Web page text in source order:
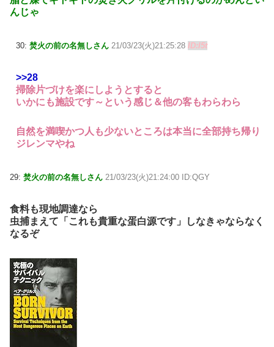
んじゃ
30: 焚火の前の名無しさん 21/03/23(火)21:25:28 ID:l5t
>>28
掃除片づけを楽にしようとすると
いかにも施設です～という感じ＆他の客もわらわら
自然を満喫かつ人も少ないところは本当に全部持ち帰り
ジレンマやね
29: 焚火の前の名無しさん 21/03/23(火)21:24:00 ID:QGY
食料も現地調達なら
虫捕まえて「これも貴重な蛋白源です」しなきゃならなく
なるぞ